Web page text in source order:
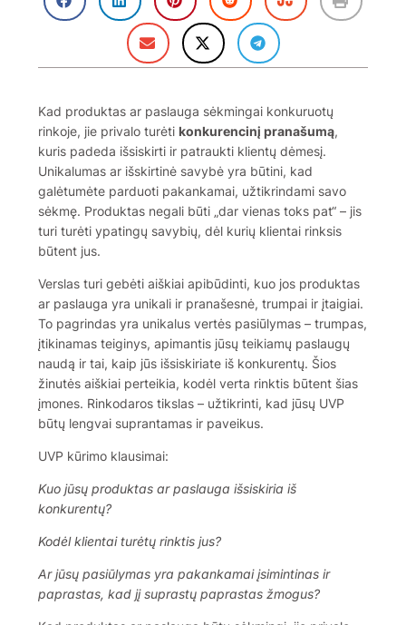
Kad produktas ar paslauga sėkmingai konkuruotų
rinkoje, jie privalo turėti konkurencinį pranašumą,
kuris padeda išsiskirti ir patraukti klientų dėmesį.
Unikalumas ar išskirtinė savybė yra būtini, kad
galėtumėte parduoti pakankamai, užtikrindami savo
sėkmę. Produktas negali būti „dar vienas toks pat“ – jis
turi turėti ypatingų savybių, dėl kurių klientai rinksis
būtent jus.
Verslas turi gebėti aiškiai apibūdinti, kuo jos produktas
ar paslauga yra unikali ir pranašesnė, trumpai ir įtaigiai.
To pagrindas yra unikalus vertės pasiūlymas – trumpas,
įtikinamas teiginys, apimantis jūsų teikiamų paslaugų
naudą ir tai, kaip jūs išsiskiriate iš konkurentų. Šios
žinutės aiškiai perteikia, kodėl verta rinktis būtent šias
įmones. Rinkodaros tikslas – užtikrinti, kad jūsų UVP
būtų lengvai suprantamas ir paveikus.
UVP kūrimo klausimai:
Kuo jūsų produktas ar paslauga išsiskiria iš
konkurentų?
Kodėl klientai turėtų rinktis jus?
Ar jūsų pasiūlymas yra pakankamai įsimintinas ir
paprastas, kad jį suprastų paprastas žmogus?